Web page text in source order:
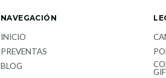
NAVEGACIÓN
INICIO
PREVENTAS
BLOG